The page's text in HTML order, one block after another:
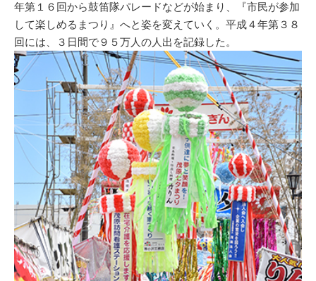
年第１６回から鼓笛隊パレードなどが始まり、『市民が参加
して楽しめるまつり』へと姿を変えていく。平成４年第３８
回には、３日間で９５万人の人出を記録した。